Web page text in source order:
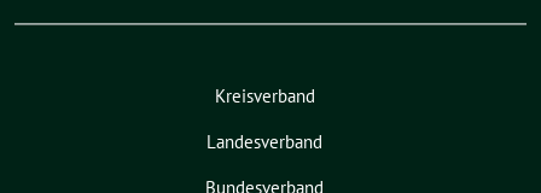
Kreisverband
Landesverband
Bundesverband